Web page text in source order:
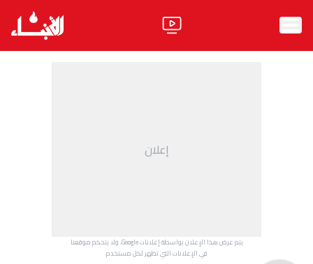
ابحث
إعلان
يتم عرض هذا الإعلان بواسطة إعلانات Google، ولا يتحكم موقعنا
في الإعلانات التي تظهر لكل مستخدم.